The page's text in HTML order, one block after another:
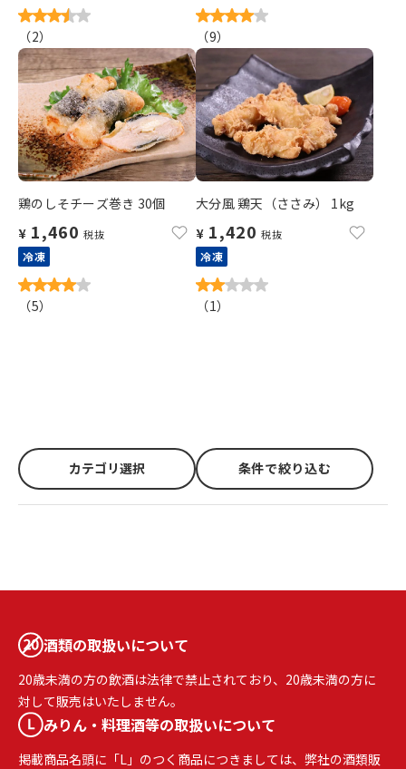
（2） （9）
鶏のしそチーズ巻き 30個
¥ 1,460 税抜
冷凍
（5）
大分風 鶏天（ささみ） 1kg
¥ 1,420 税抜
冷凍
（1）
カテゴリ選択 条件で絞り込む
酒類の取扱いについて
20歳未満の方の飲酒は法律で禁止されており、20歳未満の方に
対して販売はいたしません。
みりん・料理酒等の取扱いについて
掲載商品名頭に「L」のつく商品につきましては、弊社の酒類販